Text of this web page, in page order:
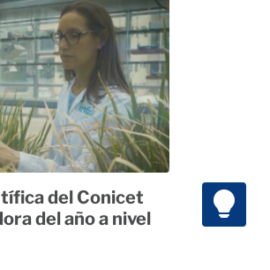
del Conicet
del año a nivel